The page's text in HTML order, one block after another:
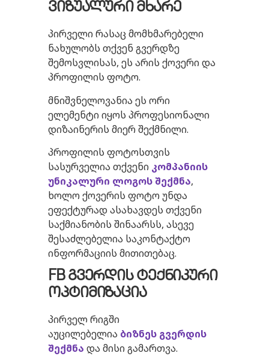
ვიზუალური მხარე
პირველი რასაც მომხმარებელი
ნახულობს თქვენ გვერდზე
შემოსვლისას, ეს არის ქოვერი და
პროფილის ფოტო.
მნიშვნელოვანია ეს ორი
ელემენტი იყოს პროფესიონალი
დიზაინერის მიერ შექმნილი.
პროფილის ფოტოსთვის
სასურველია თქვენი კომპანიის
უნიკალური ლოგოსშექმნა,
ხოლო ქოვერის ფოტო უნდა
ეფექტურად ასახავდეს თქვენი
საქმიანობის შინაარსს, ასევე
შესაძლებელია საკონტაქტო
ინფორმაციის მითითებაც.
FB გვერდის ტექნიკური
ოპტიმიზაცია
პირველ რიგში
აუცილებელია ბიზნეს გვერდის
შექმნა და მისი გამართვა.